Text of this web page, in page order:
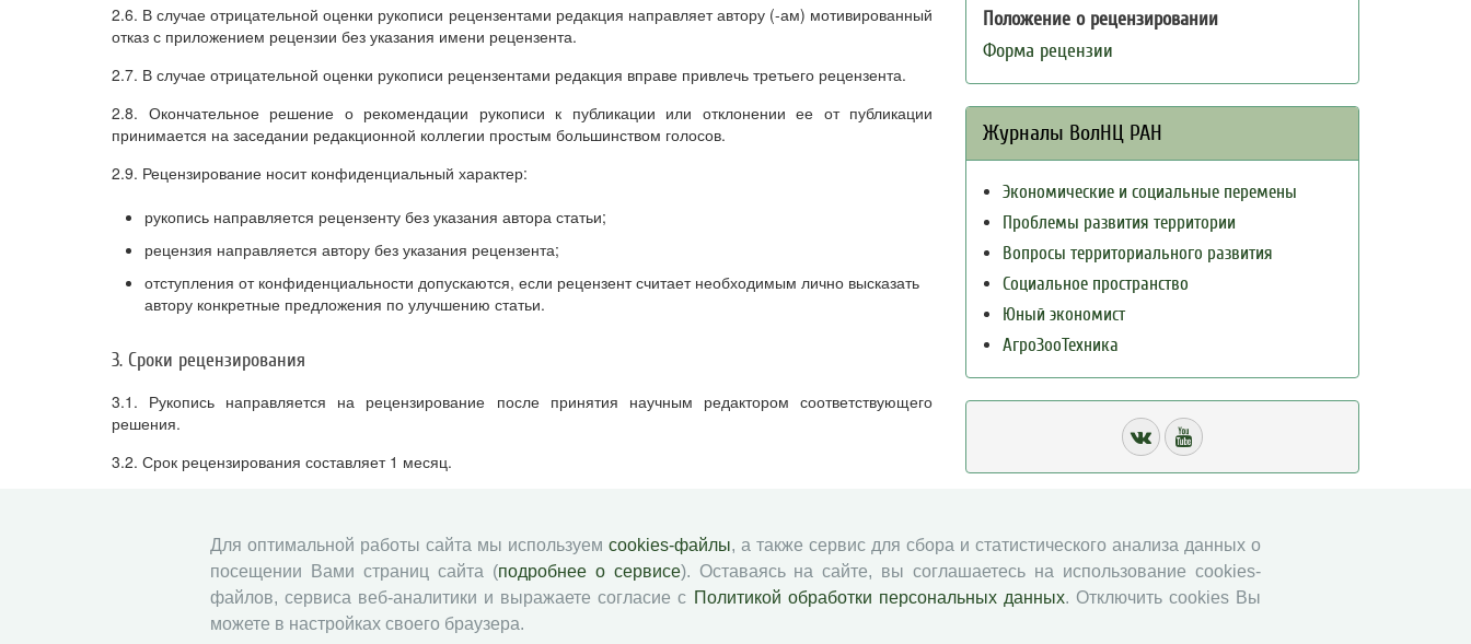
2.6. В случае отрицательной оценки рукописи рецензентами редакция направляет автору (-ам) мотивированный
отказ с приложением рецензии без указания имени рецензента.
2.7. В случае отрицательной оценки рукописи рецензентами редакция вправе привлечь третьего рецензента.
2.8. Окончательное решение о рекомендации рукописи к публикации или отклонении ее от публикации
принимается на заседании редакционной коллегии простым большинством голосов.
2.9. Рецензирование носит конфиденциальный характер:
рукопись направляется рецензенту без указания автора статьи;
рецензия направляется автору без указания рецензента;
отступления от конфиденциальности допускаются, если рецензент считает необходимым лично высказать
автору конкретные предложения по улучшению статьи.
3. Сроки рецензирования
3.1. Рукопись направляется на рецензирование после принятия научным редактором соответствующего
решения.
3.2. Срок рецензирования составляет 1 месяц.
4. Состав рецензентов
4.1. В качестве рецензентов выступают члены редакционного совета и редакционной коллегии журнала,
привлекаются доктора или кандидаты наук, научная специализация которых соответствует тематике рукописи. К
Положение о рецензировании
Форма рецензии
Журналы ВолНЦ РАН
Экономические и социальные перемены
Проблемы развития территории
Вопросы территориального развития
Социальное пространство
Юный экономист
АгроЗооТехника
Для оптимальной работы сайта мы используем cookies-файлы, а также сервис для сбора и статистического анализа данных о
посещении Вами страниц сайта (подробнее о сервисе). Оставаясь на сайте, вы соглашаетесь на использование cookies-
файлов, сервиса веб-аналитики и выражаете согласие с Политикой обработки персональных данных. Отключить cookies Вы
можете в настройках своего браузера.